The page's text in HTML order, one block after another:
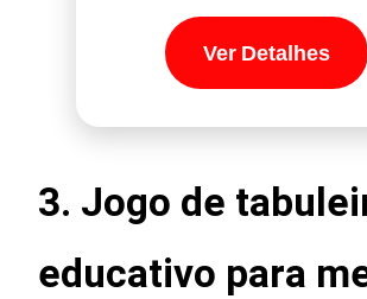
Ver Detalhes
3. Jogo de
educativo para